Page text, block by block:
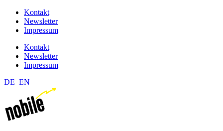
Kontakt
Newsletter
Impressum
Kontakt
Newsletter
Impressum
DE EN